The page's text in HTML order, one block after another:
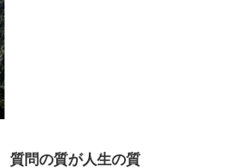
質問の質が人生の質